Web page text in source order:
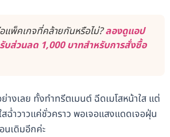
แพ็คเกจที่คล้ายกันหรือไม่?ลองดูแอป
ส่วนลด 1,000 บาทสำหรับการสั่งซื้อ
งเลย ทั้งทำทรีตเมนต์ ฉีดเมโสหน้าใส แต่
ฉ่ำวาวแค่ชั่วคราว พอเจอแสงแดดเจอฝุ่น
นเดิมอีกค่ะ